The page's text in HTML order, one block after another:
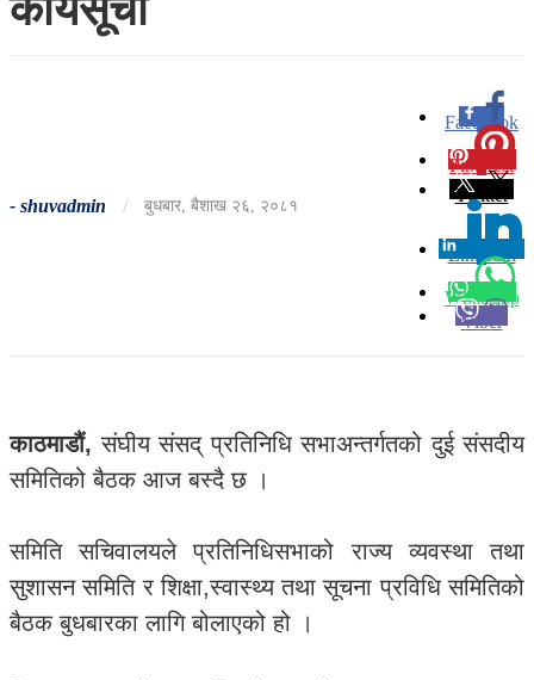
- shuvadmin / बुधबार, बैशाख २६, २०८१
Facebook
0
Pinterest
Twitter
Linkedin
0
Whatsapp
Viber
काठमाडौं,संघीय संसद् प्रतिनिधि सभाअन्तर्गतको दुई संसदीय
समितिको बैठक आज बस्दै छ ।
समिति सचिवालयले प्रतिनिधिसभाको राज्य व्यवस्था तथा
सुशासन समिति र शिक्षा,स्वास्थ्य तथा सूचना प्रविधि समितिको
बैठक बुधबारका लागि बोलाएको हो ।